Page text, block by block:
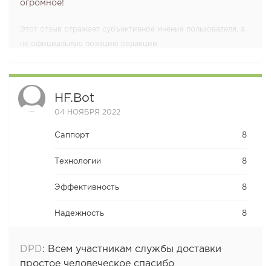
огромное!
Этот отзыв отражает субъективное мнение пользователя, а
не официальную позицию редакции.
HF.bot
04 НОЯБРЯ 2022
Саппорт 8
Технологии 8
Эффективность 8
Надежность 8
DPD: Всем участникам службы доставки
простое человеческое спасибо